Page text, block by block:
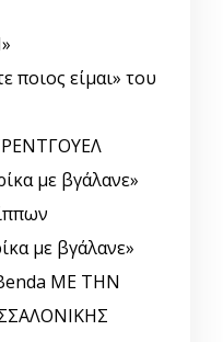
ποιος είμαι» του
με βγάλανε»
με βγάλανε»
ΜΕ ΤΗΝ